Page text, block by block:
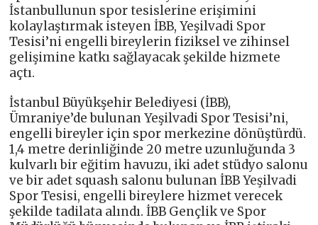
İstanbullunun spor tesislerine erişimini
kolaylaştırmak isteyen İBB, Yeşilvadi Spor
Tesisi’ni engelli bireylerin fiziksel ve zihinsel
gelişimine katkı sağlayacak şekilde hizmete
açtı.
İstanbul Büyükşehir Belediyesi (İBB),
Ümraniye’de bulunan Yeşilvadi Spor Tesisi’ni,
engelli bireyler için spor merkezine dönüştürdü.
1,4 metre derinliğinde 20 metre uzunluğunda 3
kulvarlı bir eğitim havuzu, iki adet stüdyo salonu
ve bir adet squash salonu bulunan İBB Yeşilvadi
Spor Tesisi, engelli bireylere hizmet verecek
şekilde tadilata alındı. İBB Gençlik ve Spor